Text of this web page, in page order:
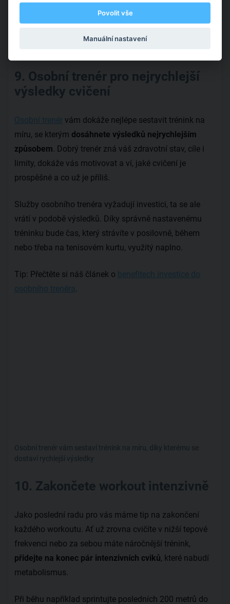
nebo třemi tréninky týdně, možná je na čase přidat
jeden nebo dva další. Bojíte se, že
Nezapomeňte, že například na HIIT vám stačí
9. Osobní trenér pro nejrychlejší
výsledky cvičení
Osobní trenér vám dokáže nejlépe sestavit trénink na
míru, se kterým dosáhnete výsledků nejrychlejším
způsobem . Dobrý trenér zná váš zdravotní stav, cíle i
limity, dokáže vás motivovat a ví, jaké cvičení je
prospěšné a co už je příliš.
Služby osobního trenéra vyžadují investici, ta se ale
vrátí v podobě výsledků. Díky správně nastavenému
tréninku bude čas, který strávíte v posilovně, během
nebo třeba na tenisovém kurtu, využitý naplno.
Tip: Přečtěte si náš článek o benefitech investice do
osobního trenéra
Osobní trenér vám sestaví trénink na míru, díky kterému se
dostaví rychlejší výsledky
10. Zakončete workout intenzivně
Jako poslední radu pro vás máme tip na zakončení
každého workoutu. Ať už zrovna cvičíte v nižší tepové
frekvenci nebo za sebou máte náročnější trénink,
přidejte na konec pár intenzivních cviků, které nabudí
metabolismus.
Při běhu například sprintujte posledních 200 metrů do
Povolit vše
Manuální nastavení